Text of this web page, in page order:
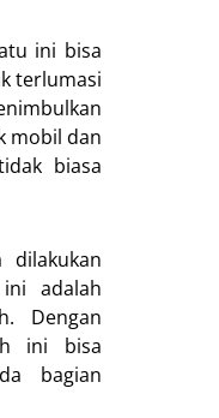
ini bisa
terlumasi
mobil dan
biasa
adalah
Dengan
ini bisa
bagian